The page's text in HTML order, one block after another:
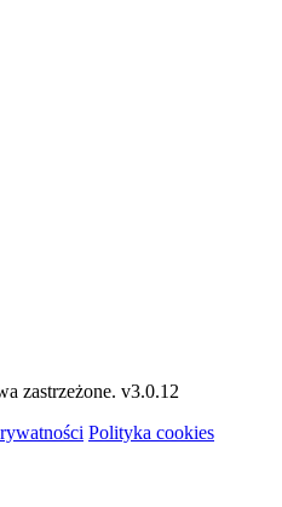
zastrzeżone. v3.0.12
Polityka cookies